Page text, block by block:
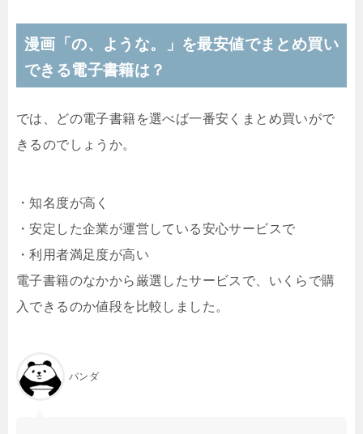
漫画「の、ような。」を最安値でまとめ買い
できる電子書籍は？
では、どの電子書籍を選べば一番安くまとめ買いがで
きるのでしょうか。
・知名度が高く
・安定した企業が運営している安心サービスで
・利用者満足度が高い
電子書籍のなかから厳選したサービスで、いくらで購
入できるのか値段を比較しました。
パンダ